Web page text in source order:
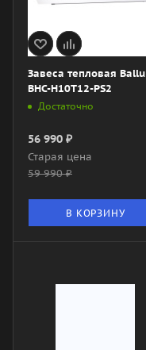
Завеса тепловая Ballu
BHC-H10T12-PS2
Достаточно
56 990 ₽
Старая цена
59 990₽
В КОРЗИНУ